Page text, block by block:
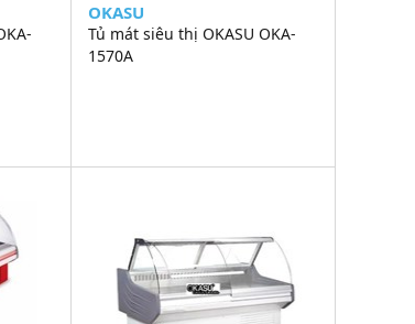
OKASU
Tủ mát siêu thị OKASU OKA-
1570A